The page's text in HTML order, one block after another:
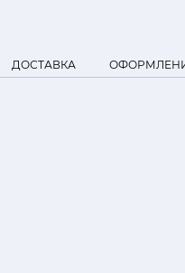
ДОСТАВКА